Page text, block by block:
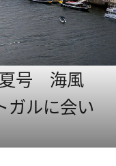
夏号 海風
ガルに会い